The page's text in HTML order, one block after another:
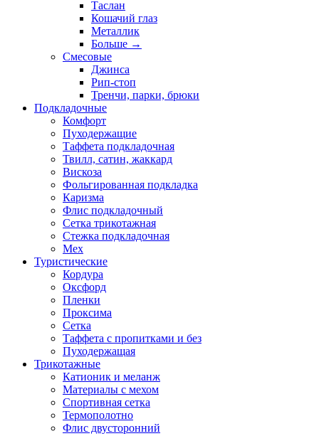
Таслан
Кошачий глаз
Металлик
Больше →
Смесовые
Джинса
Рип-стоп
Тренчи, парки, брюки
Подкладочные
Комфорт
Пуходержащие
Таффета подкладочная
Твилл, сатин, жаккард
Вискоза
Фольгированная подкладка
Каризма
Флис подкладочный
Сетка трикотажная
Стежка подкладочная
Мех
Туристические
Кордура
Оксфорд
Пленки
Проксима
Сетка
Таффета с пропитками и без
Пуходержащая
Трикотажные
Катионик и меланж
Материалы с мехом
Спортивная сетка
Термополотно
Флис двусторонний